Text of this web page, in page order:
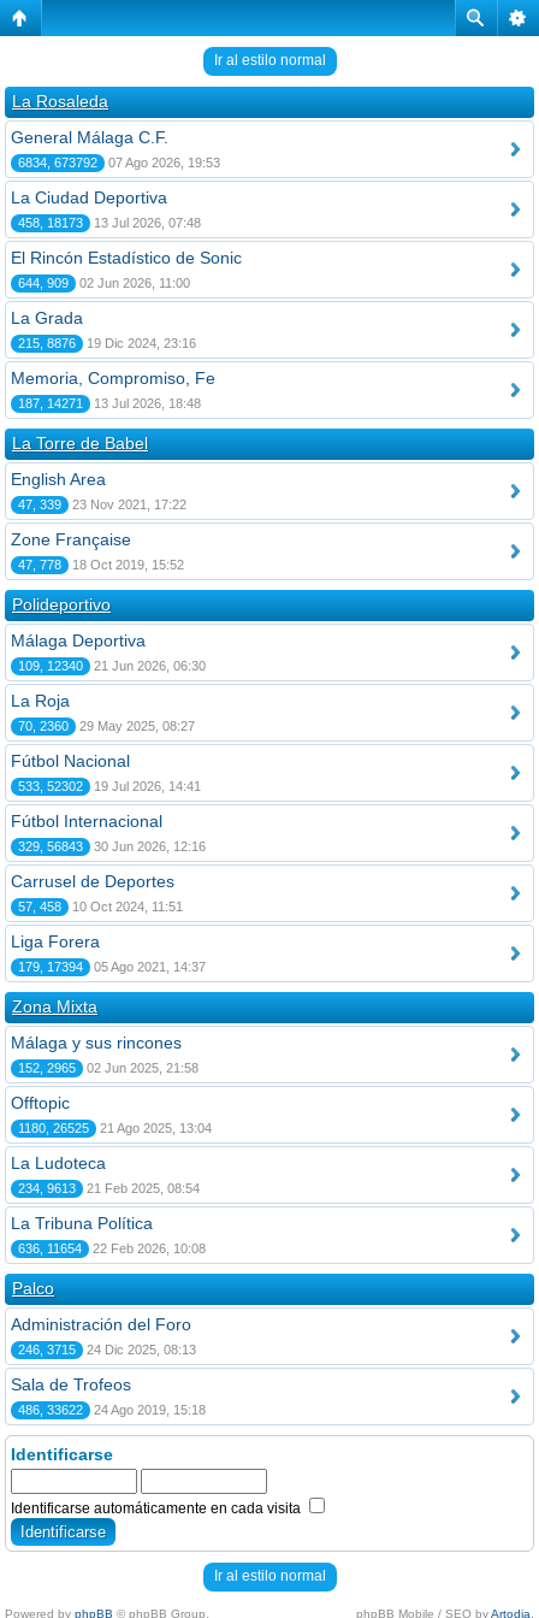
Ir al estilo normal
La Rosaleda
General Málaga C.F.
6834, 673792 07 Ago 2026, 19:53
La Ciudad Deportiva
458, 18173 13 Jul 2026, 07:48
El Rincón Estadístico de Sonic
644, 909 02 Jun 2026, 11:00
La Grada
215, 8876 19 Dic 2024, 23:16
Memoria, Compromiso, Fe
187, 14271 13 Jul 2026, 18:48
La Torre de Babel
English Area
47, 339 23 Nov 2021, 17:22
Zone Française
47, 778 18 Oct 2019, 15:52
Polideportivo
Málaga Deportiva
109, 12340 21 Jun 2026, 06:30
La Roja
70, 2360 29 May 2025, 08:27
Fútbol Nacional
533, 52302 19 Jul 2026, 14:41
Fútbol Internacional
329, 56843 30 Jun 2026, 12:16
Carrusel de Deportes
57, 458 10 Oct 2024, 11:51
Liga Forera
179, 17394 05 Ago 2021, 14:37
Zona Mixta
Málaga y sus rincones
152, 2965 02 Jun 2025, 21:58
Offtopic
1180, 26525 21 Ago 2025, 13:04
La Ludoteca
234, 9613 21 Feb 2025, 08:54
La Tribuna Política
636, 11654 22 Feb 2026, 10:08
Palco
Administración del Foro
246, 3715 24 Dic 2025, 08:13
Sala de Trofeos
486, 33622 24 Ago 2019, 15:18
Identificarse
Identificarse automáticamente en cada visita
Ir al estilo normal
Powered by phpBB © phpBB Group. phpBB Mobile / SEO byArtodia